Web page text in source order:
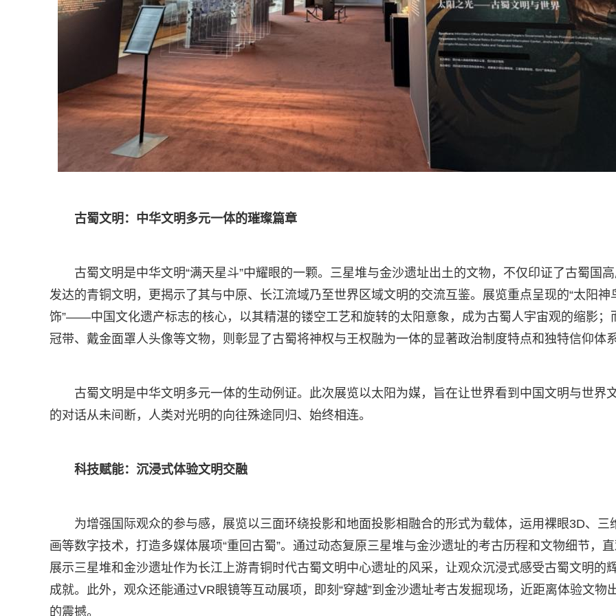
古蜀文明：中华文明多元一体的璀璨篇章
古蜀文明是中华文明“满天星斗”中耀眼的一颗。三星堆与金沙遗址出土的文物，不仅印证了古蜀国
发达的青铜文明，更揭示了其与中原、长江流域乃至世界区域文明的交流互鉴。展览重点呈现的“太阳神
饰”——中国文化遗产标志的核心，以其精湛的镂空工艺和旋转的太阳意象，成为古蜀人宇宙观的缩影；
冠带、戴金面罩人头像等文物，则彰显了古蜀将神权与王权融为一体的显著政治制度特点和独特信仰体
古蜀文明是中华文明多元一体的生动例证。此次展览以太阳为媒，旨在让世界看到中国文明与世界
的对话从未间断，人类对光明的向往殊途同归、始终相连。
科技赋能：沉浸式体验文明交融
为增强国际观众的参与感，展览以三面环绕投影和地面投影相融合的形式为载体，运用裸眼3D、三
画等数字技术，打造多媒体展项“重回古蜀”。通过动态复原三星堆与金沙遗址的考古历程和文物细节，
展示三星堆和金沙遗址作为长江上游青铜时代古蜀文明中心遗址的风采，让观众沉浸式感受古蜀文明的
成就。此外，观众还能通过VR眼镜等互动展项，即刻“穿越”到金沙遗址考古发掘现场，近距离体验文物
的震撼。